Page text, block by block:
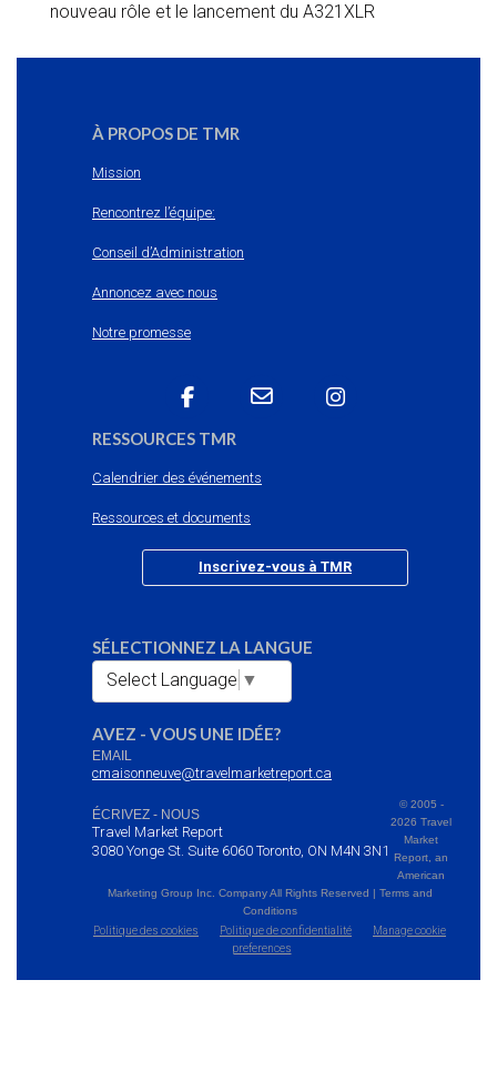
nouveau rôle et le lancement du A321XLR
À PROPOS DE TMR
Mission
Rencontrez l’équipe:
Conseil d’Administration
Annoncez avec nous
Notre promesse
RESSOURCES TMR
Calendrier des événements
Ressources et documents
Inscrivez-vous à TMR
SÉLECTIONNEZ LA LANGUE
Select Language ▼
AVEZ - VOUS UNE IDÉE?
EMAIL
cmaisonneuve@travelmarketreport.ca
ÉCRIVEZ - NOUS
Travel Market Report
3080 Yonge St. Suite 6060 Toronto, ON M4N 3N1
© 2005 -
2026 Travel
Market
Report, an
American
Marketing Group Inc. Company All Rights Reserved | Terms and
Conditions
Politique des cookies
Politique de confidentialité
Manage cookie
preferences